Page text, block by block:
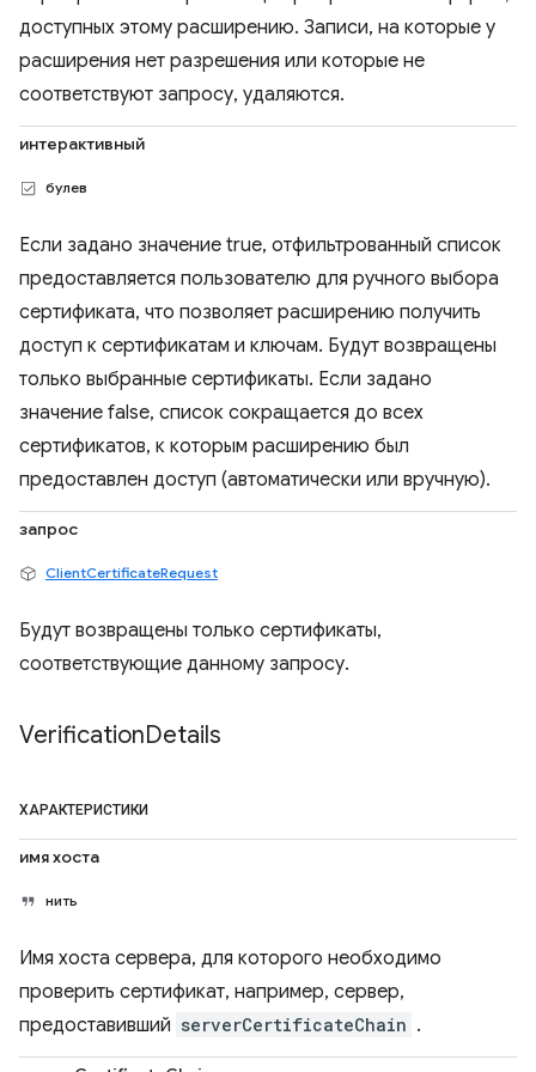
доступных этому расширению. Записи, на которые у
расширения нет разрешения или которые не
соответствуют запросу, удаляются.
интерактивный
булев
Если задано значение true, отфильтрованный список
предоставляется пользователю для ручного выбора
сертификата, что позволяет расширению получить
доступ к сертификатам и ключам. Будут возвращены
только выбранные сертификаты. Если задано
значение false, список сокращается до всех
сертификатов, к которым расширению был
предоставлен доступ (автоматически или вручную).
запрос
ClientCertificateRequest
Будут возвращены только сертификаты,
соответствующие данному запросу.
VerificationDetails
ХАРАКТЕРИСТИКИ
имя хоста
нить
Имя хоста сервера, для которого необходимо
проверить сертификат, например, сервер,
предоставивший serverCertificateChain .